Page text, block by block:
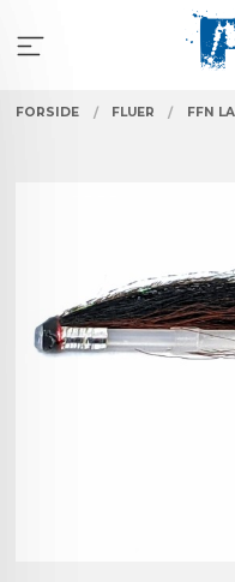
innholdet
FORSIDE FLUER FFN